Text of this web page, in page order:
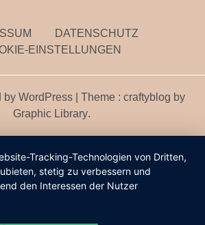
DATENSCHUTZ
EINSTELLUNGEN
by WordPress
Theme : craftyblog by
Graphic Library.
Tracking-Technologien von Dritten,
stetig zu verbessern und
den Interessen der Nutzer